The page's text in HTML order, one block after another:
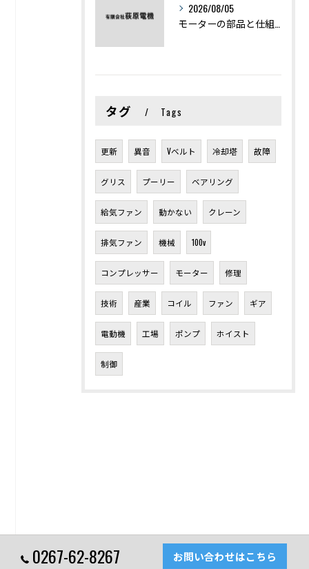
2026/08/05
タグ Tags
更新 異音 Vベルト 冷却塔 故障
グリス プーリー ベアリング
給気ファン 動かない クレーン
排気ファン 機械 100v
コンプレッサー モーター 修理
技術 産業 コイル ファン ギア
電動機 工場 ポンプ ホイスト
制御
0267-62-8267 お問い合わせはこちら